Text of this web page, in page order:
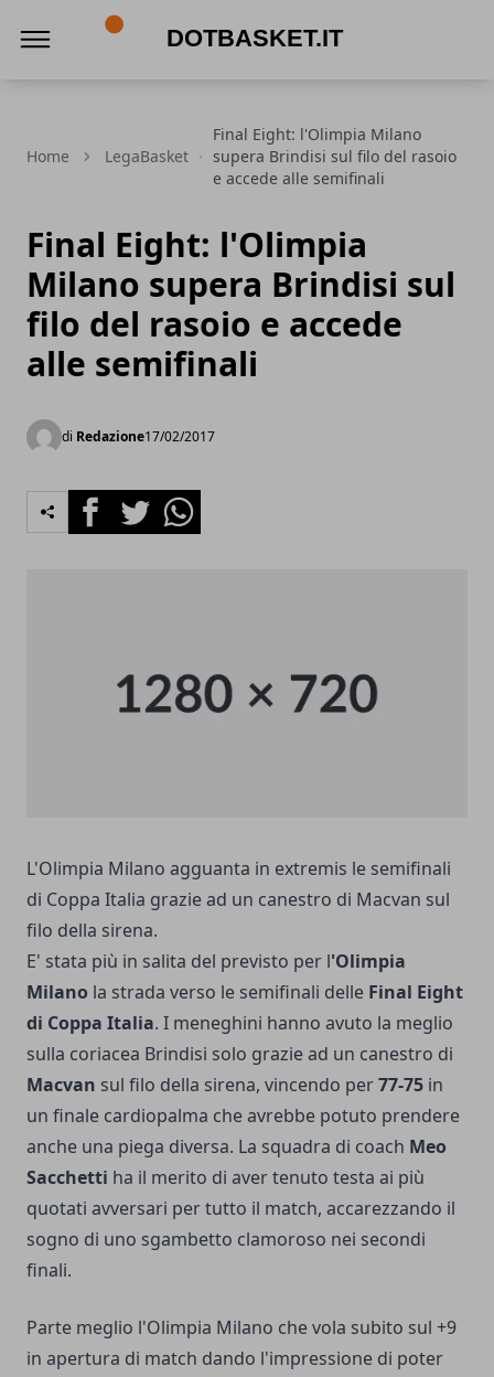
Home LegaBasket
Final Eight: l'Olimpia Milano
supera Brindisi sul filo del rasoio
e accede alle semifinali
Final Eight: l'Olimpia
Milano supera Brindisi sul
filo del rasoio e accede
alle semifinali
di Redazione17/02/2017
FacebookTwitterWhatsapp
L'Olimpia Milano agguanta in extremis le semifinali
di Coppa Italia grazie ad un canestro di Macvan sul
filo della sirena.
E' stata più in salita del previsto per l'Olimpia
Milano la strada verso le semifinali delle Final Eight
di Coppa Italia. I meneghini hanno avuto la meglio
sulla coriacea Brindisi solo grazie ad un canestro di
Macvan sul filo della sirena, vincendo per77-75 in
un finale cardiopalma che avrebbe potuto prendere
anche una piega diversa. La squadra di coach Meo
Sacchetti ha il merito di aver tenuto testa ai più
quotati avversari per tutto il match, accarezzando il
sogno di uno sgambetto clamoroso nei secondi
finali.
Parte meglio l'Olimpia Milano che vola subito sul +9
in apertura di match dando l'impressione di poter